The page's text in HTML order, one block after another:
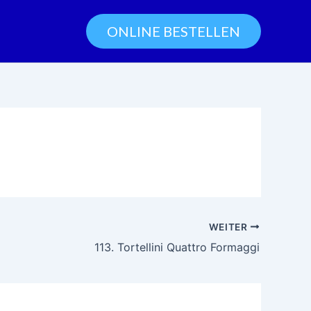
ONLINE BESTELLEN
WEITER
113. Tortellini Quattro Formaggi